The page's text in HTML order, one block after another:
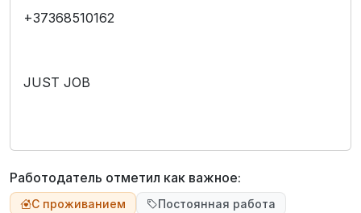
+37368510162
JUST JOB
Работодатель отметил как важное:
С проживанием
Постоянная работа